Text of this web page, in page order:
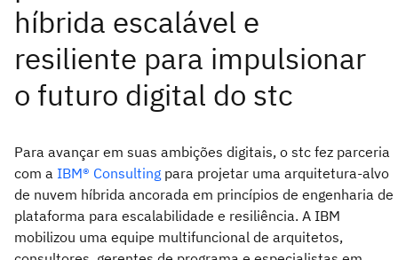
Para avançar em suas ambições digitais, o stc fez parceria
com a IBM® Consulting para projetar uma arquitetura-alvo
de nuvem híbrida ancorada em princípios de engenharia de
plataforma para escalabilidade e resiliência. A IBM
mobilizou uma equipe multifuncional de arquitetos,